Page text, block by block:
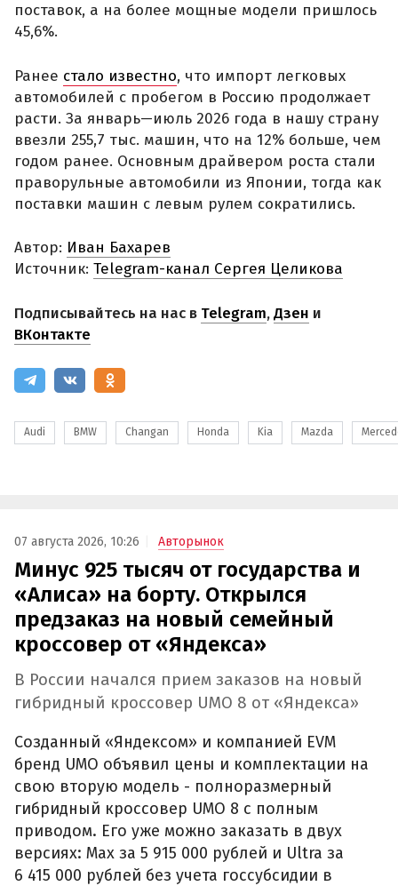
поставок, а на более мощные модели пришлось
45,6%.
Ранее стало известно, что импорт легковых
автомобилей с пробегом в Россию продолжает
расти. За январь—июль 2026 года в нашу страну
ввезли 255,7 тыс. машин, что на 12% больше, чем
годом ранее. Основным драйвером роста стали
праворульные автомобили из Японии, тогда как
поставки машин с левым рулем сократились.
Автор: Иван Бахарев
Источник: Telegram-канал Сергея Целикова
Подписывайтесь на нас в Telegram,Дзен и
ВКонтакте
Audi BMW Changan Honda Kia Mazda
07 августа 2026, 10:26 Авторынок
Минус 925 тысяч от государства и
«Алиса» на борту. Открылся
предзаказ на новый семейный
кроссовер от «Яндекса»
В России начался прием заказов на новый
гибридный кроссовер UMO 8 от «Яндекса»
Созданный «Яндексом» и компанией EVM
бренд UMO объявил цены и комплектации на
свою вторую модель - полноразмерный
гибридный кроссовер UMO 8 с полным
приводом. Его уже можно заказать в двух
версиях: Max за 5 915 000 рублей и Ultra за
6 415 000 рублей без учета госсубсидии в